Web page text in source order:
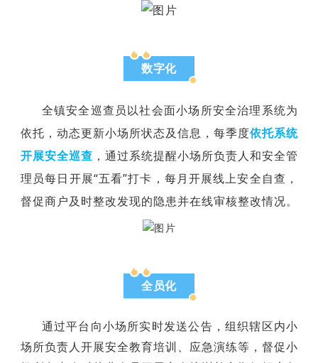
数字化
全镇安全巡查员以社会面小场所安全治理系统为
依托，动态更新小场所状态及信息，每季度依托系统
开展安全巡查 ，通过系统提醒小场所负责人和安全管
理员每日开展“五看”打卡，每月开展线上安全自查，
督促商户及时整改发现的隐患并在线审核整改情况。
全员化
通过平台向小场所实时发送公告，组织辖区内小
场所负责人开展安全教育培训、应急演练等，督促小